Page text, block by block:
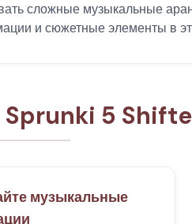
сложные музыкальные
и сюжетные элементы в
Sprunki 5
музыкальные